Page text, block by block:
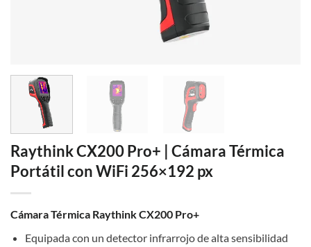
Raythink CX200 Pro+ | Cámara Térmica
Portátil con WiFi 256×192 px
Cámara Térmica Raythink CX200 Pro+
Equipada con un detector infrarrojo de alta sensibilidad